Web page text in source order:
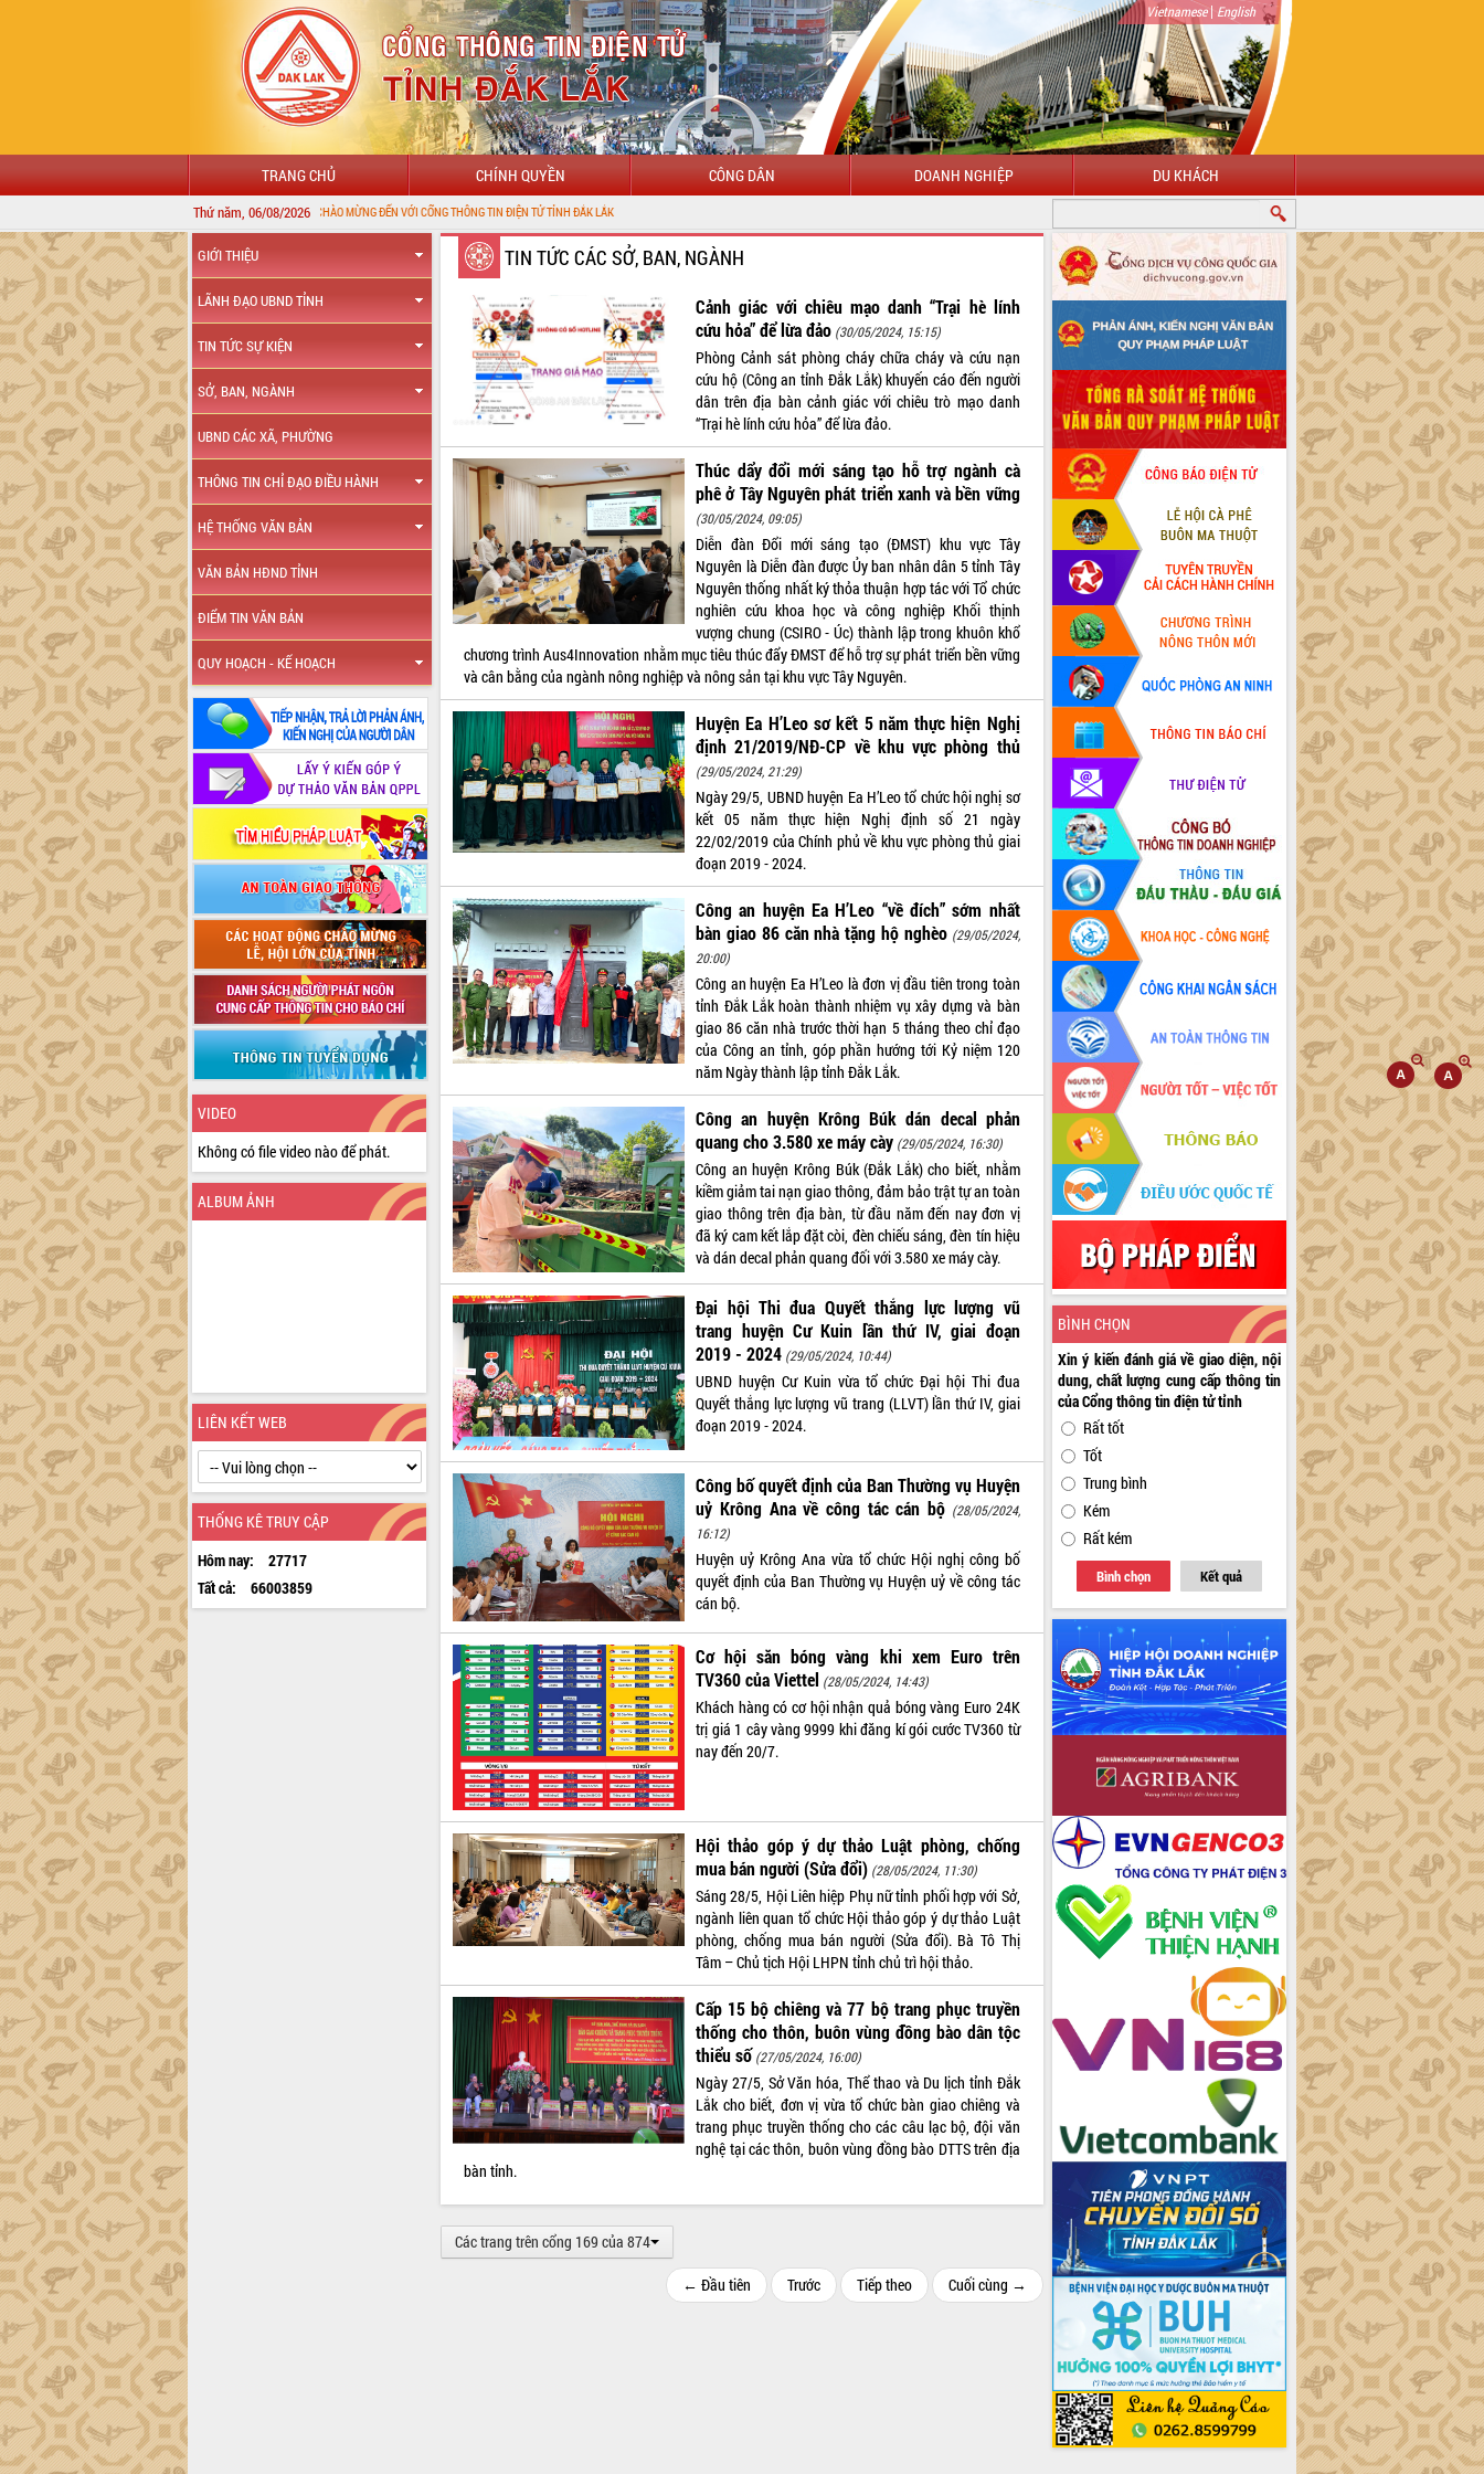
Vietnamese| English
TRANG CHỦ CHÍNH QUYỀN CÔNG DÂN DOANH NGHIỆP DU KHÁCH
Thứ năm, 06/08/2026
CHÀO MỪNG ĐẾN VỚI CỔNG THÔNG TIN ĐIỆN TỬ TỈNH ĐẮK LẮK
GIỚI THIỆU
LÃNH ĐẠO UBND TỈNH
TIN TỨC SỰ KIỆN
SỞ, BAN, NGÀNH
UBND CÁC XÃ, PHƯỜNG
THÔNG TIN CHỈ ĐẠO ĐIỀU HÀNH
HỆ THỐNG VĂN BẢN
VĂN BẢN HĐND TỈNH
ĐIỂM TIN VĂN BẢN
QUY HOẠCH - KẾ HOẠCH
VIDEO
Không có file video nào để phát.
ALBUM ẢNH
LIÊN KẾT WEB
THỐNG KÊ TRUY CẬP
Hôm nay:
27717
Tất cả:
66003859
TIN TỨC CÁC SỞ, BAN, NGÀNH
Cảnh giác với chiêu mạo danh “Trại hè lính
cứu hỏa” để lừa đảo (30/05/2024, 15:15)
Phòng Cảnh sát phòng cháy chữa cháy và cứu nạn
cứu hộ (Công an tỉnh Đắk Lắk) khuyến cáo đến người
dân trên địa bàn cảnh giác với chiêu trò mạo danh
“Trại hè lính cứu hỏa” để lừa đảo.
Thúc dẩy đổi mới sáng tạo hỗ trợ ngành cà
phê ở Tây Nguyên phát triển xanh và bền vững
(30/05/2024, 09:05)
Diễn đàn Đổi mới sáng tạo (ĐMST) khu vực Tây
Nguyên là Diễn đàn được Ủy ban nhân dân 5 tỉnh Tây
Nguyên thống nhất ký thỏa thuận hợp tác với Tổ chức
nghiên cứu khoa học và công nghiệp Khối thịnh
vượng chung (CSIRO - Úc) thành lập trong khuôn khổ
chương trình Aus4Innovation nhằm mục tiêu thúc đẩy ĐMST để hỗ trợ sự phát triển bền vững
và cân bằng của ngành nông nghiệp và nông sản tại khu vực Tây Nguyên.
Huyện Ea H’Leo sơ kết 5 năm thực hiện Nghị
định 21/2019/NĐ-CP về khu vực phòng thủ
(29/05/2024, 21:29)
Ngày 29/5, UBND huyện Ea H’Leo tổ chức hội nghị sơ
kết 05 năm thực hiện Nghị định số 21 ngày
22/02/2019 của Chính phủ về khu vực phòng thủ giai
đoạn 2019 - 2024.
Công an huyện Ea H’Leo “về đích” sớm nhất
bàn giao 86 căn nhà tặng hộ nghèo (29/05/2024,
20:00)
Công an huyện Ea H’Leo là đơn vị đầu tiên trong toàn
tỉnh Đắk Lắk hoàn thành nhiệm vụ xây dựng và bàn
giao 86 căn nhà trước thời hạn 5 tháng theo chỉ đạo
của Công an tỉnh, góp phần hướng tới Kỷ niệm 120
năm Ngày thành lập tỉnh Đắk Lắk.
Công an huyện Krông Búk dán decal phản
quang cho 3.580 xe máy cày (29/05/2024, 16:30)
Công an huyện Krông Búk (Đắk Lắk) cho biết, nhằm
kiềm giảm tai nạn giao thông, đảm bảo trật tự an toàn
giao thông trên địa bàn, từ đầu năm đến nay đơn vị
đã ký cam kết lắp đặt còi, đèn chiếu sáng, đèn tín hiệu
và dán decal phản quang đối với 3.580 xe máy cày.
Đại hội Thi đua Quyết thắng lực lượng vũ
trang huyện Cư Kuin lần thứ IV, giai đoạn
2019 - 2024 (29/05/2024, 10:44)
UBND huyện Cư Kuin vừa tổ chức Đại hội Thi đua
Quyết thắng lực lượng vũ trang (LLVT) lần thứ IV, giai
đoạn 2019 - 2024.
Công bố quyết định của Ban Thường vụ Huyện
uỷ Krông Ana về công tác cán bộ (28/05/2024,
16:12)
Huyện uỷ Krông Ana vừa tổ chức Hội nghị công bố
quyết định của Ban Thường vụ Huyện uỷ về công tác
cán bộ.
Cơ hội săn bóng vàng khi xem Euro trên
TV360 của Viettel (28/05/2024, 14:43)
Khách hàng có cơ hội nhận quả bóng vàng Euro 24K
trị giá 1 cây vàng 9999 khi đăng kí gói cước TV360 từ
nay đến 20/7.
Hội thảo góp ý dự thảo Luật phòng, chống
mua bán người (Sửa đổi) (28/05/2024, 11:30)
Sáng 28/5, Hội Liên hiệp Phụ nữ tỉnh phối hợp với Sở,
ngành liên quan tổ chức Hội thảo góp ý dự thảo Luật
phòng, chống mua bán người (Sửa đổi). Bà Tô Thị
Tâm – Chủ tịch Hội LHPN tỉnh chủ trì hội thảo.
Cấp 15 bộ chiêng và 77 bộ trang phục truyền
thống cho thôn, buôn vùng đồng bào dân tộc
thiểu số (27/05/2024, 16:00)
Ngày 27/5, Sở Văn hóa, Thể thao và Du lịch tỉnh Đắk
Lắk cho biết, đơn vị vừa tổ chức bàn giao chiêng và
trang phục truyền thống cho các câu lạc bộ, đội văn
nghệ tại các thôn, buôn vùng đồng bào DTTS trên địa
bàn tỉnh.
Các trang trên cổng 169 của 874
← Đầu tiên Trước Tiếp theo Cuối cùng →
BÌNH CHỌN
Xin ý kiến đánh giá về giao diện, nội
dung, chất lượng cung cấp thông tin
của Cổng thông tin điện tử tỉnh
Rất tốt
Tốt
Trung bình
Kém
Rất kém
Bình chọn Kết quả